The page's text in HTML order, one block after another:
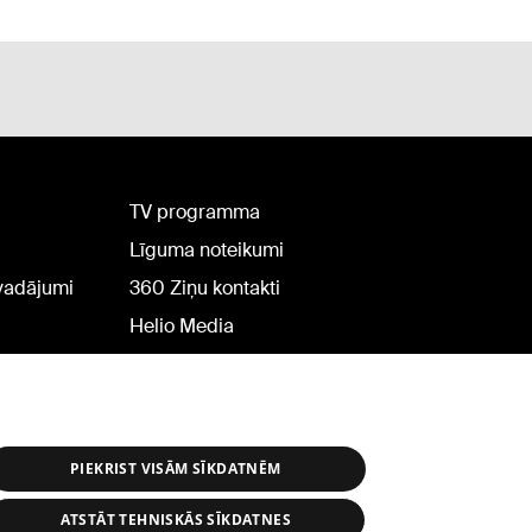
TV programma
Līguma noteikumi
360 Ziņu kontakti
Helio Media
PIEKRIST VISĀM SĪKDATNĒM
ATSTĀT TEHNISKĀS SĪKDATNES